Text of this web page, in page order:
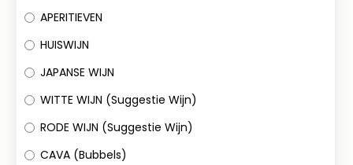
APERITIEVEN
HUISWIJN
JAPANSE WIJN
WITTE WIJN (Suggestie Wijn)
RODE WIJN (Suggestie Wijn)
CAVA (Bubbels)